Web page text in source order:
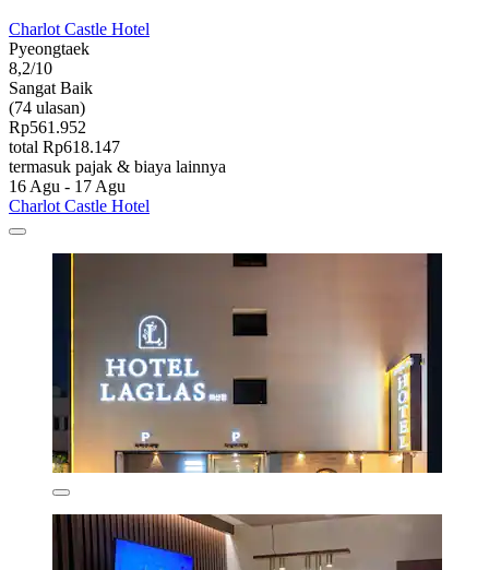
Charlot Castle Hotel
Pyeongtaek
8,2/10
Sangat Baik
(74 ulasan)
Rp561.952
total Rp618.147
termasuk pajak & biaya lainnya
16 Agu - 17 Agu
Charlot Castle Hotel